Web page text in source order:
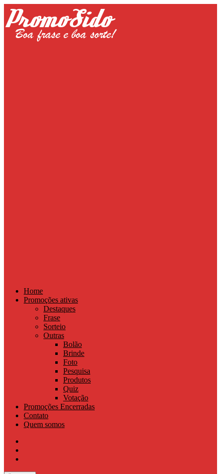
Home
Promoções ativas
Destaques
Frase
Sorteio
Outras
Bolão
Brinde
Foto
Pesquisa
Produtos
Quiz
Votação
Promoções Encerradas
Contato
Quem somos